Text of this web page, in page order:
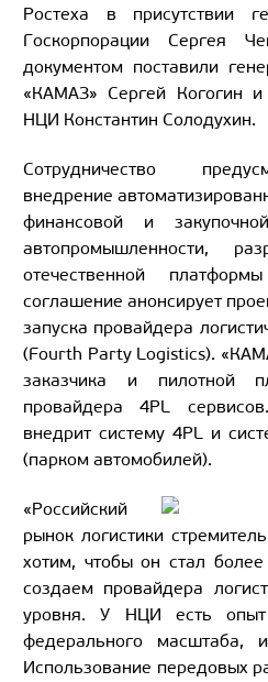
Ростеха в присутствии
Госкорпорации Сергея
документом поставили
«КАМАЗ» Сергей Когогин и
НЦИ Константин Солодухин.
Сотрудничество
внедрение
финансовой и
автопромышленности,
отечественной
соглашение анонсирует
запуска провайдера
(Fourth Party Logistics).
заказчика и пилотной
провайдера 4PL
внедрит систему 4PL и
(парком автомобилей).
«Российский
рынок логистики
хотим, чтобы он стал
создаем провайдера
уровня. У НЦИ есть опыт
федерального масштаба,
Использование передовых